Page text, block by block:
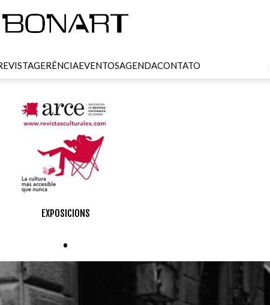
GERÊNCIAEVENTOSAGENDACONTATO
EXPOSICIONS
.